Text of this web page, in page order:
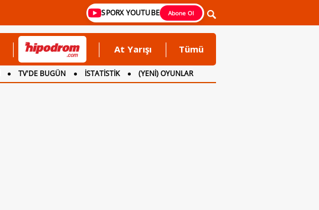
SPORX YOUTUBE Abone Ol
At Yarışı Tümü
TV'DE BUGÜN İSTATİSTİK
(YENİ) OYUNLAR